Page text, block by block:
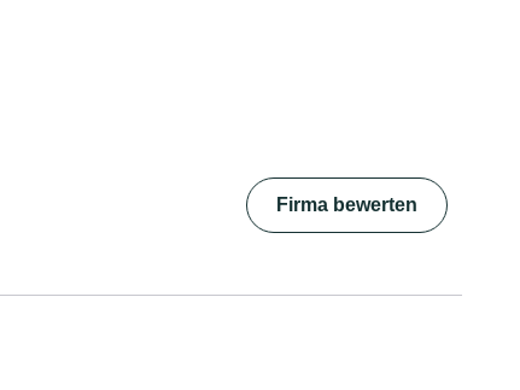
Firma bewerten